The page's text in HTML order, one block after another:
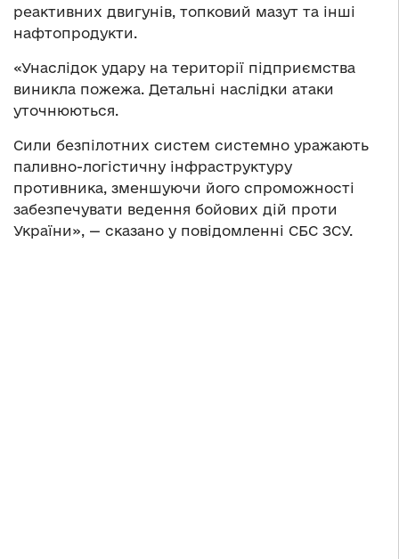
реактивних двигунів, топковий мазут та інші
нафтопродукти.
«Унаслідок удару на території підприємства
виникла пожежа. Детальні наслідки атаки
уточнюються.
Сили безпілотних систем системно уражають
паливно-логістичну інфраструктуру
противника, зменшуючи його спроможності
забезпечувати ведення бойових дій проти
України», — сказано у повідомленні СБС ЗСУ.